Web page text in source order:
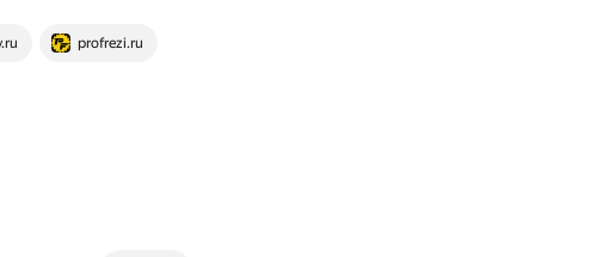
profrezi.ru